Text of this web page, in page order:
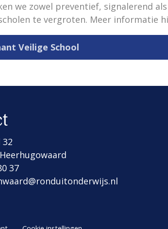
we zowel preventief, signalerend
te vergroten. Meer informatie
Veilige School
32
37